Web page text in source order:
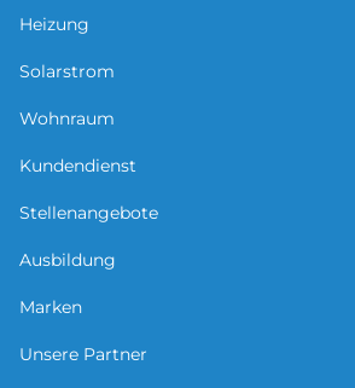
Heizung
Solarstrom
Wohnraum
Kundendienst
Stellenangebote
Ausbildung
Marken
Unsere Partner